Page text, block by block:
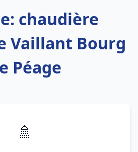
chaudière
Vaillant Bourg
Péage
🚿